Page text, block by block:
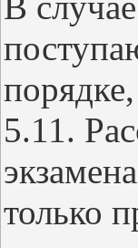
5.11.
только